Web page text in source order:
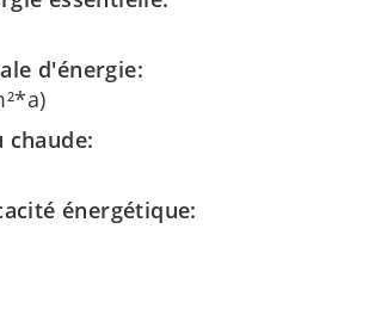
d'énergie:
chaude:
énergétique: